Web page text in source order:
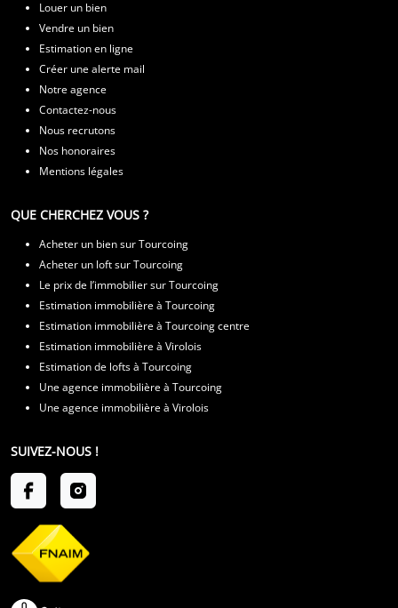
Louer un bien
Vendre un bien
Estimation en ligne
Créer une alerte mail
Notre agence
Contactez-nous
Nous recrutons
Nos honoraires
Mentions légales
QUE CHERCHEZ VOUS ?
Acheter un bien sur Tourcoing
Acheter un loft sur Tourcoing
Le prix de l’immobilier sur Tourcoing
Estimation immobilière à Tourcoing
Estimation immobilière à Tourcoing centre
Estimation immobilière à Virolois
Estimation de lofts à Tourcoing
Une agence immobilière à Tourcoing
Une agence immobilière à Virolois
SUIVEZ-NOUS !